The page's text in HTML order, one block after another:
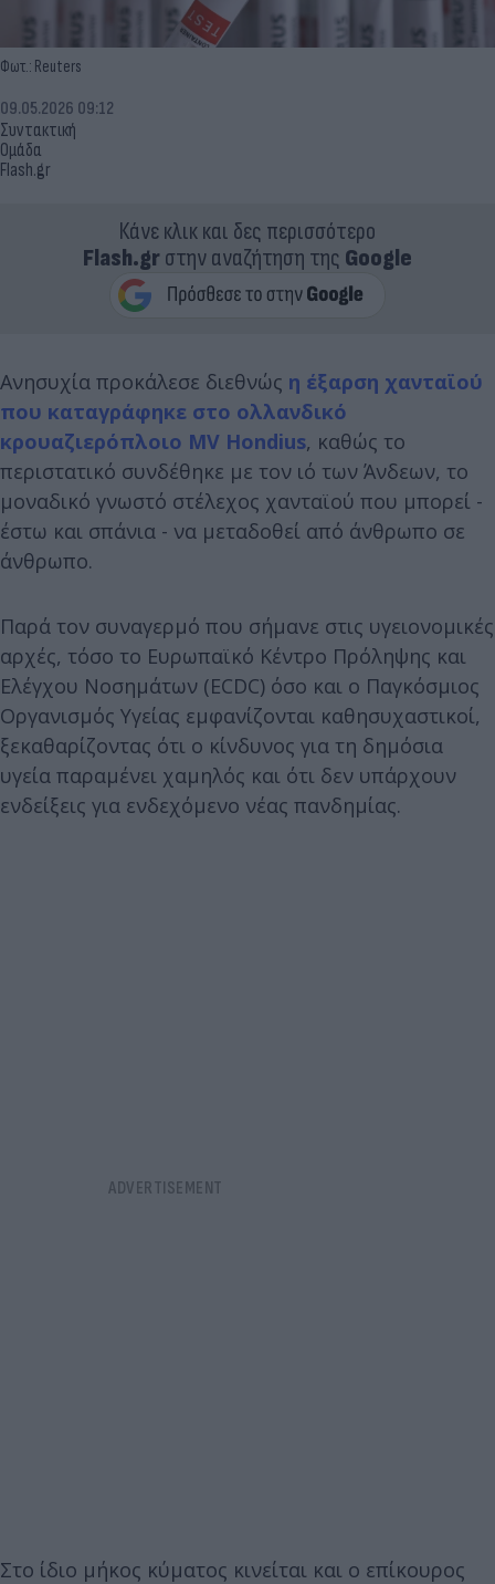
Φωτ.: Reuters
Συντακτική
Ομάδα
Flash.gr
09.05.2026 09:12
Κάνε κλικ και δες περισσότερο
Flash.grστην αναζήτηση της Google
Ανησυχία προκάλεσε διεθνώς η έξαρση χανταϊού
που καταγράφηκε στο ολλανδικό
κρουαζιερόπλοιο MV Hondius, καθώς το
περιστατικό συνδέθηκε με τον ιό των Άνδεων, το
μοναδικό γνωστό στέλεχος χανταϊού που μπορεί -
έστω και σπάνια - να μεταδοθεί από άνθρωπο σε
άνθρωπο.
Παρά τον συναγερμό που σήμανε στις υγειονομικές
αρχές, τόσο το Ευρωπαϊκό Κέντρο Πρόληψης και
Ελέγχου Νοσημάτων (ECDC) όσο και ο Παγκόσμιος
Οργανισμός Υγείας εμφανίζονται καθησυχαστικοί,
ξεκαθαρίζοντας ότι ο κίνδυνος για τη δημόσια
υγεία παραμένει χαμηλός και ότι δεν υπάρχουν
ενδείξεις για ενδεχόμενο νέας πανδημίας.
Στο ίδιο μήκος κύματος κινείται και ο επίκουρος